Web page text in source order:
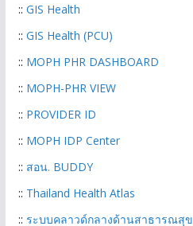
:: GIS Health
:: GIS Health (PCU)
:: MOPH PHR DASHBOARD
:: MOPH-PHR VIEW
:: PROVIDER ID
:: MOPH IDP Center
:: สอน. BUDDY
:: Thailand Health Atlas
:: ระบบคลาวด์กลางด้านสาธารณสุข